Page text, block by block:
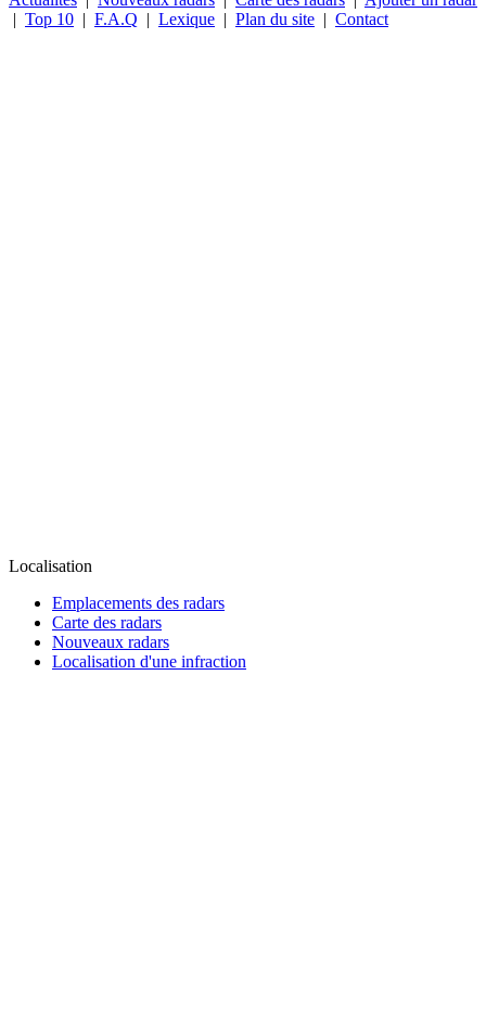
| Top 10 | F.A.Q | Lexique | Plan du site | Contact
Localisation
Emplacements des radars
Carte des radars
Nouveaux radars
Localisation d'une infraction